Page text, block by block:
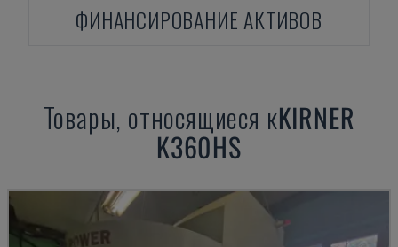
ФИНАНСИРОВАНИЕ АКТИВОВ
Товары, относящиеся кKIRNER
K360HS